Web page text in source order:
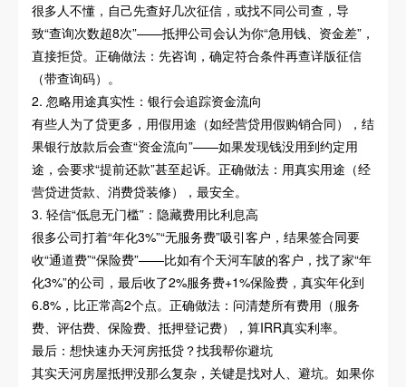
很多人不懂，自己先查好几次征信，或找不同公司查，导
致“查询次数超8次”——抵押公司会认为你“急用钱、资金差”，
直接拒贷。正确做法：先咨询，确定符合条件再查详版征信
（带查询码）。
2. 忽略用途真实性：银行会追踪资金流向
有些人为了贷更多，用假用途（如经营贷用假购销合同），结
果银行放款后会查“资金流向”——如果发现钱没用到约定用
途，会要求“提前还款”甚至起诉。正确做法：用真实用途（经
营贷进货款、消费贷装修），最安全。
3. 轻信“低息无门槛”：隐藏费用比利息高
很多公司打着“年化3%”“无服务费”吸引客户，结果签合同要
收“通道费”“保险费”——比如有个天河车陂的客户，找了家“年
化3%”的公司，最后收了2%服务费+1%保险费，真实年化到
6.8%，比正常高2个点。正确做法：问清楚所有费用（服务
费、评估费、保险费、抵押登记费），算IRR真实利率。
最后：想快速办天河房抵贷？找我帮你避坑
其实天河房屋抵押没那么复杂，关键是找对人、避坑。如果你